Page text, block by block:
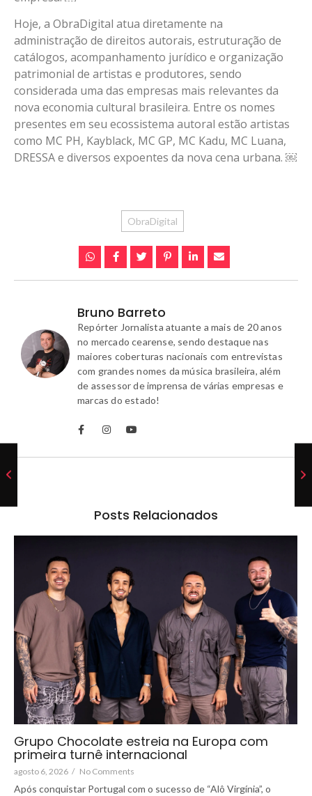
Hoje, a ObraDigital atua diretamente na
administração de direitos autorais, estruturação de
catálogos, acompanhamento jurídico e organização
patrimonial de artistas e produtores, sendo
considerada uma das empresas mais relevantes da
nova economia cultural brasileira. Entre os nomes
presentes em seu ecossistema autoral estão artistas
como MC PH, Kayblack, MC GP, MC Kadu, MC Luana,
DRESSA e diversos expoentes da nova cena urbana. ￼
ObraDigital
Bruno Barreto
Repórter Jornalista atuante a mais de 20 anos
no mercado cearense, sendo destaque nas
maiores coberturas nacionais com entrevistas
com grandes nomes da música brasileira, além
de assessor de imprensa de várias empresas e
marcas do estado!
Posts Relacionados
Grupo Chocolate estreia na Europa com
primeira turnê internacional
agosto 6, 2026 / No Comments
Após conquistar Portugal com o sucesso de “Alô Virgínia”, o